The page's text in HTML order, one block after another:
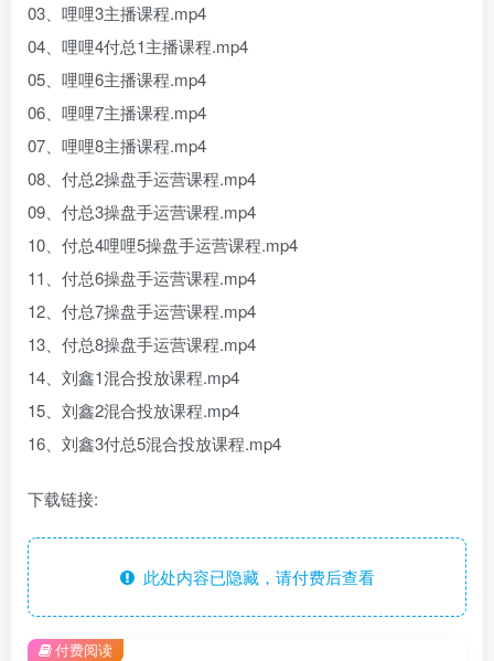
03、哩哩3主播课程.mp4
04、哩哩4付总1主播课程.mp4
05、哩哩6主播课程.mp4
06、哩哩7主播课程.mp4
07、哩哩8主播课程.mp4
08、付总2操盘手运营课程.mp4
09、付总3操盘手运营课程.mp4
10、付总4哩哩5操盘手运营课程.mp4
11、付总6操盘手运营课程.mp4
12、付总7操盘手运营课程.mp4
13、付总8操盘手运营课程.mp4
14、刘鑫1混合投放课程.mp4
15、刘鑫2混合投放课程.mp4
16、刘鑫3付总5混合投放课程.mp4
下载链接:
此处内容已隐藏，请付费后查看
付费阅读